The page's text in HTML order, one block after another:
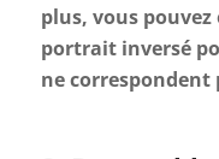
plus, vous
portrait inversé
ne correspondent